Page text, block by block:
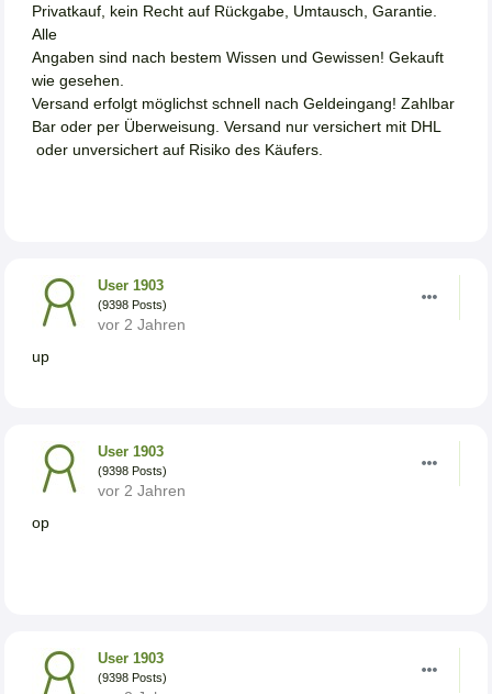
Privatkauf, kein Recht auf Rückgabe, Umtausch, Garantie.
Alle
Angaben sind nach bestem Wissen und Gewissen! Gekauft
wie gesehen.
Versand erfolgt möglichst schnell nach Geldeingang! Zahlbar
Bar oder per Überweisung. Versand nur versichert mit DHL
oder unversichert auf Risiko des Käufers.
User 1903
(9398 Posts)
vor 2 Jahren
up
User 1903
(9398 Posts)
vor 2 Jahren
op
User 1903
(9398 Posts)